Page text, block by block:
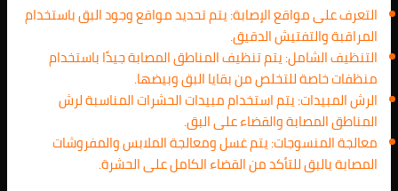
التعرف على مواقع الإصابة: يتم تحديد مواقع وجود البق باستخدام
المراقبة والتفتيش الدقيق.
التنظيف الشامل: يتم تنظيف المناطق المصابة جيدًا باستخدام
منظفات خاصة للتخلص من بقايا البق وبيضها.
الرش المبيدات: يتم استخدام مبيدات الحشرات المناسبة لرش
المناطق المصابة والقضاء على البق.
معالجة المنسوجات: يتم غسل ومعالجة الملابس والمفروشات
المصابة بالبق للتأكد من القضاء الكامل على الحشرة.